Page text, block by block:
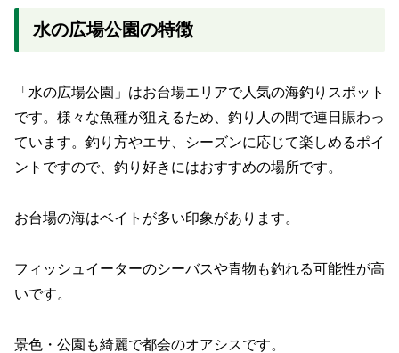
水の広場公園の特徴
「水の広場公園」はお台場エリアで人気の海釣りスポット
です。様々な魚種が狙えるため、釣り人の間で連日賑わっ
ています。釣り方やエサ、シーズンに応じて楽しめるポイ
ントですので、釣り好きにはおすすめの場所です。
お台場の海はベイトが多い印象があります。
フィッシュイーターのシーバスや青物も釣れる可能性が高
いです。
景色・公園も綺麗で都会のオアシスです。